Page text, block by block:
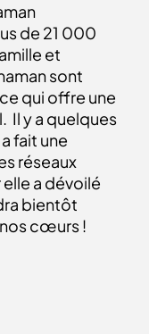
de 21 000
et
sont
qui offre une
Il y a quelques
fait une
réseaux
a dévoilé
bientôt
cœurs !